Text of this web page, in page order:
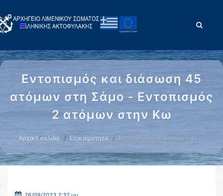
Εντοπισμός και διάσωση 45
ατόμων στη Σάμο - Εντοπισμός
2 ατόμων στην Κω
Αρχική σελίδα Επικαιρότητα Εντοπισμός και διάσωση 45 …